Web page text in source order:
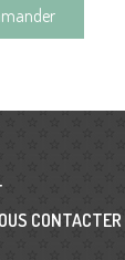
CONTACTER